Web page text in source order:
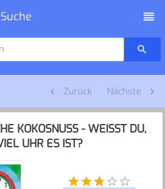
Zurück Nächste
KOKOSNUSS - WEISST DU,
UHR ES IST?